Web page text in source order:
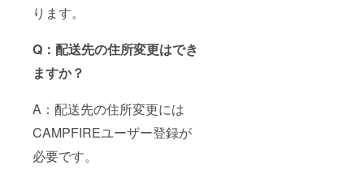
ります。
Q：配送先の住所変更はでき
ますか？
A：配送先の住所変更には
CAMPFIREユーザー登録が
必要です。